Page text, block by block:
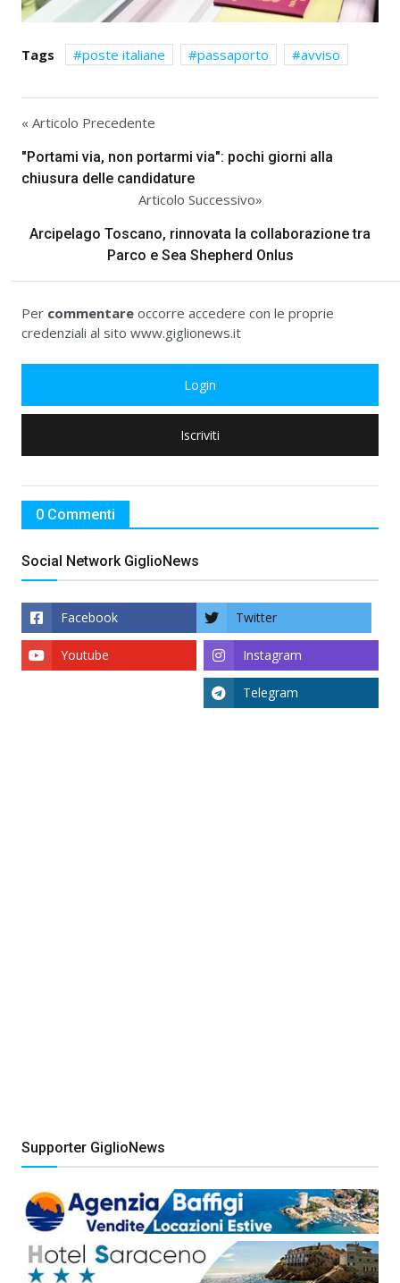
Tags poste italiane passaporto avviso
« Articolo Precedente
"Portami via, non portarmi via": pochi giorni alla
chiusura delle candidature
Articolo Successivo»
Arcipelago Toscano, rinnovata la collaborazione tra
Parco e Sea Shepherd Onlus
Per commentare occorre accedere con le proprie
credenziali al sito www.giglionews.it
Login
Iscriviti
0 Commenti
Social Network GiglioNews
Facebook Twitter
Instagram
Youtube
Telegram
Supporter GiglioNews